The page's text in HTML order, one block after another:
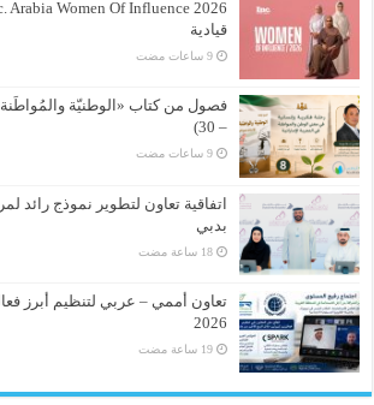
قيادية
– 30)
اتفاقية تعاون لتطوير نموذج رائد
بدبي
تعاون أممي – عربي لتنظيم أبرز
2026